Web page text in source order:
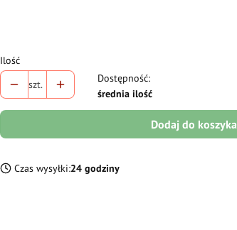
Ilość
szt.
Dostępność:
średnia ilość
Dodaj do koszyka
Czas wysyłki:24 godziny